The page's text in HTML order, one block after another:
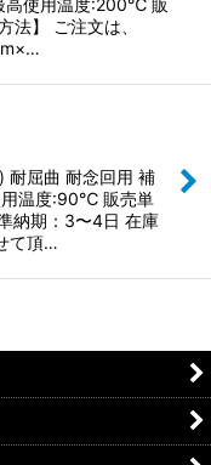
高使用温度:200℃ 販
法】 ご注文は、
耐屈曲 耐念回用 補
用温度:90℃ 販売単
納期：3〜4日 在庫
て頂…